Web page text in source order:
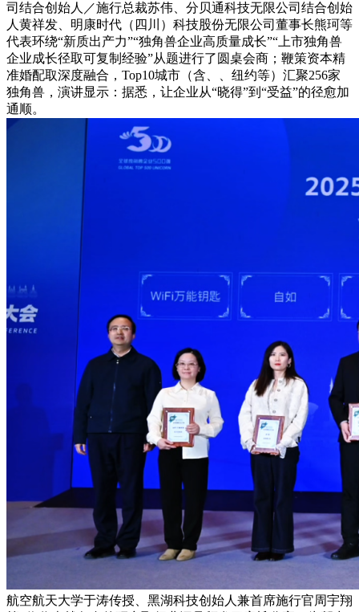
司结合创始人／施行总裁苏伟、分贝通科技无限公司结合创始
人黄祥发、明康时代（四川）科技股份无限公司董事长熊珂等
代表环绕“新质出产力”“独角兽企业高质量成长”“上市独角兽
企业成长径取可复制经验”从题进行了圆桌会商；鞭策资本精
准婚配取深度融合，Top10城市（含、、纽约等）汇聚256家
独角兽，演讲显示：据悉，让企业从“晓得”到“受益”的径愈加
通顺。
航空航天大学于涛传授、黑湖科技创始人兼首席施行官周宇翔